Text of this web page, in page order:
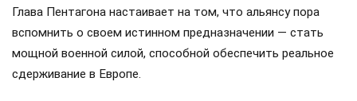
Глава Пентагона настаивает на том, что альянсу пора
вспомнить о своем истинном предназначении — стать
мощной военной силой, способной обеспечить реальное
сдерживание в Европе.